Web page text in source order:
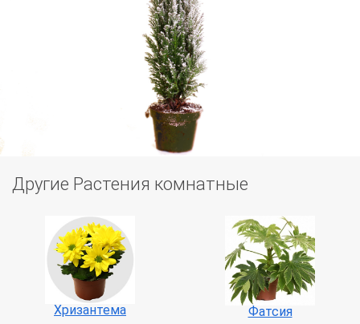
Другие Растения комнатные
Хризантема Фатсия